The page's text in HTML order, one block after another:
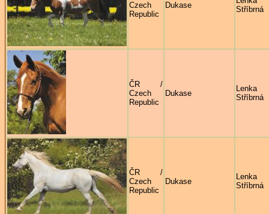
Czech
Republic
Dukase
Stříbrná
ČR /
Czech
Republic
Dukase
Lenka
Stříbrná
ČR /
Czech
Republic
Dukase
Lenka
Stříbrná